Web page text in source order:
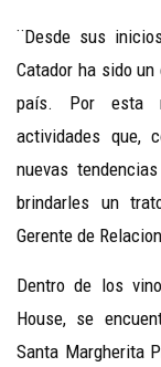
¨Desde sus
Catador ha sido
país. Por esta
actividades que,
nuevas
brindarles un
Gerente de
Dentro de los
House, se
Santa Margherita